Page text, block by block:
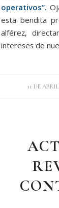
operativos”.
esta bendita
alférez,
intereses de
11 DE /